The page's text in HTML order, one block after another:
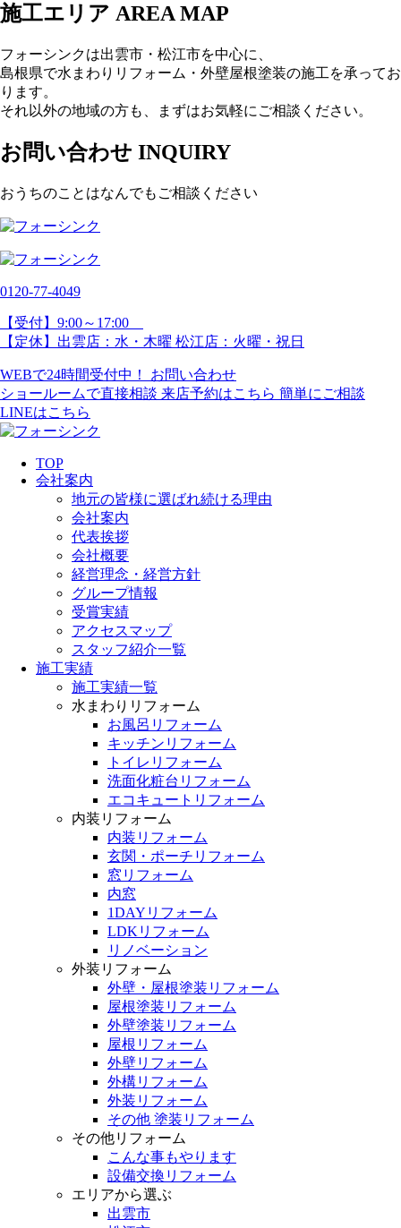
施工エリア AREA MAP
フォーシンクは出雲市・松江市を中心に、
島根県で水まわりリフォーム・外壁屋根塗装の施工を承ってお
ります。
それ以外の地域の方も、まずはお気軽にご相談ください。
お問い合わせ INQUIRY
おうちのことはなんでもご相談ください
0120-77-4049
【受付】9:00～17:00
【定休】出雲店：水・木曜 松江店：火曜・祝日
WEBで24時間受付中！
お問い合わせ
ショールームで直接相談 来店予約はこちら 簡単にご相談
LINEはこちら
TOP
会社案内
地元の皆様に選ばれ続ける理由
会社案内
代表挨拶
会社概要
経営理念・経営方針
グループ情報
受賞実績
アクセスマップ
スタッフ紹介一覧
施工実績
施工実績一覧
水まわりリフォーム
お風呂リフォーム
キッチンリフォーム
トイレリフォーム
洗面化粧台リフォーム
エコキュートリフォーム
内装リフォーム
内装リフォーム
玄関・ポーチリフォーム
窓リフォーム
内窓
1DAYリフォーム
LDKリフォーム
リノベーション
外装リフォーム
外壁・屋根塗装リフォーム
屋根塗装リフォーム
外壁塗装リフォーム
屋根リフォーム
外壁リフォーム
外構リフォーム
外装リフォーム
その他 塗装リフォーム
その他リフォーム
こんな事もやります
設備交換リフォーム
エリアから選ぶ
出雲市